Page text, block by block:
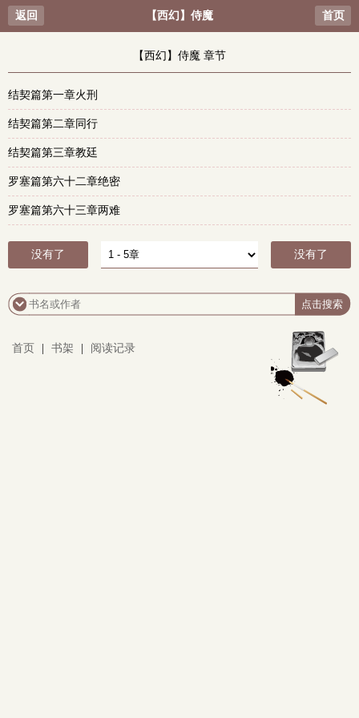
返回 【西幻】侍魔 首页
【西幻】侍魔 章节
结契篇第一章火刑
结契篇第二章同行
结契篇第三章教廷
罗塞篇第六十二章绝密
罗塞篇第六十三章两难
没有了 没有了
首页 书架 阅读记录